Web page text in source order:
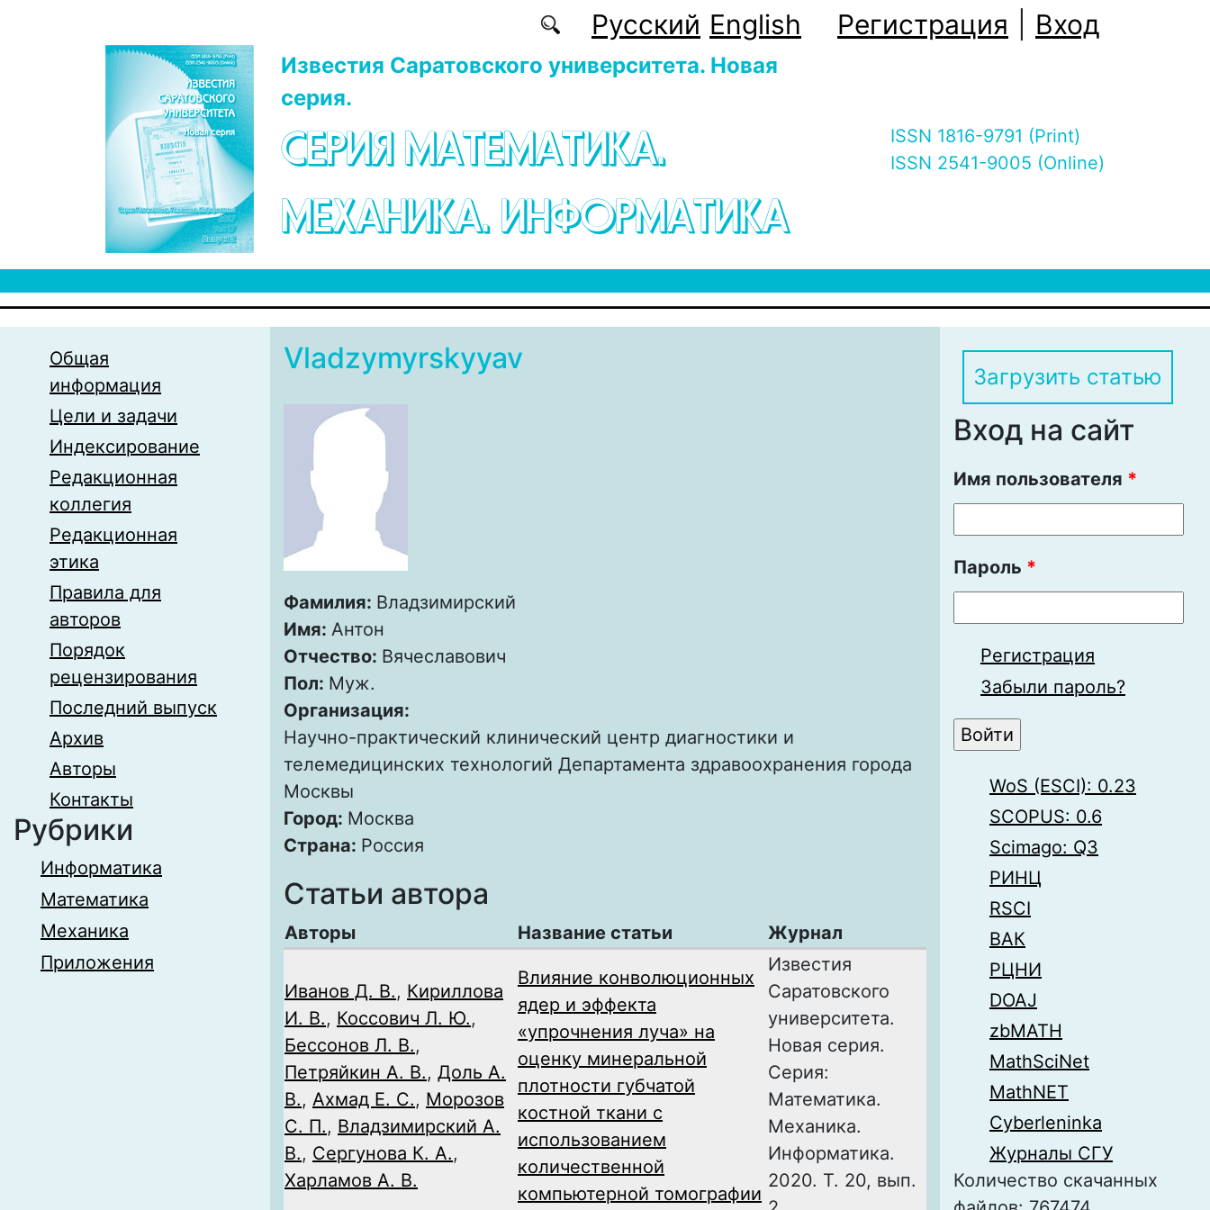
Русский English Регистрация Вход
Известия Саратовского университета. Новая
серия.
СЕРИЯ МАТЕМАТИКА.
МЕХАНИКА. ИНФОРМАТИКА
ISSN 1816-9791 (Print)
ISSN 2541-9005 (Online)
Общая
информация
Цели и задачи
Индексирование
Редакционная
коллегия
Редакционная
этика
Правила для
авторов
Порядок
рецензирования
Последний выпуск
Архив
Авторы
Контакты
Рубрики
Информатика
Математика
Механика
Приложения
Vladzymyrskyyav
Фамилия: Владзимирский
Имя: Антон
Отчество: Вячеславович
Пол: Муж.
Организация:
Научно-практический клинический центр диагностики и
телемедицинских технологий Департамента здравоохранения города
Москвы
Город: Москва
Страна: Россия
Статьи автора
Авторы Название статьи Журнал
Иванов Д. В., Кириллова
И. В., Коссович Л. Ю.,
Бессонов Л. В.,
Петряйкин А. В., Доль А.
В., Ахмад Е. С., Морозов
С. П., Владзимирский А.
В., Сергунова К. А.,
Харламов А. В.
Влияние конволюционных
ядер и эффекта
«упрочнения луча» на
оценку минеральной
плотности губчатой
костной ткани с
использованием
количественной
компьютерной томографии
Известия
Саратовского
университета.
Новая серия.
Серия:
Математика.
Механика.
Информатика.
2020. Т. 20, вып.
Загрузить статью
Вход на сайт
Имя пользователя *
Пароль *
Регистрация
Забыли пароль?
WoS (ESCI): 0.23
SCOPUS: 0.6
Scimago: Q3
РИНЦ
RSCI
ВАК
РЦНИ
DOAJ
zbMATH
MathSciNet
MathNET
Cyberleninka
Журналы СГУ
Количество скачанных